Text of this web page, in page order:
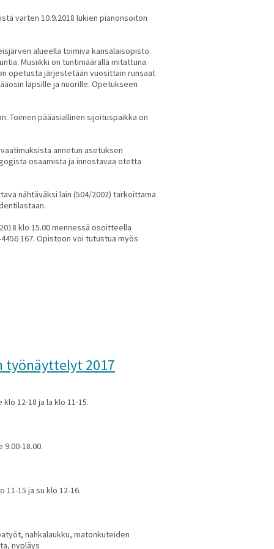
varten 10.9.2018 lukien pianonsoiton
alueella toimiva kansalaisopisto.
Musiikki on tuntimäärällä mitattuna
opetusta järjestetään vuosittain runsaat
lapsille ja nuorille. Opetukseen
Toimen pääasiallinen sijoituspaikka on
annetun asetuksen
osaamista ja innostavaa otetta
nähtäväksi lain (504/2002) tarkoittama
klo 15.00 mennessä osoitteella
167. Opistoon voi tutustua myös
työnäyttelyt 2017
12-18 ja la klo 11-15.
18.00.
11-15 ja su klo 12-16.
nahkalaukku, matonkuteiden
nypläys